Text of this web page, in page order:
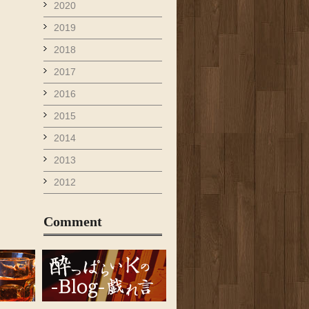
2020
2019
2018
2017
2016
2015
2014
2013
2012
Comment